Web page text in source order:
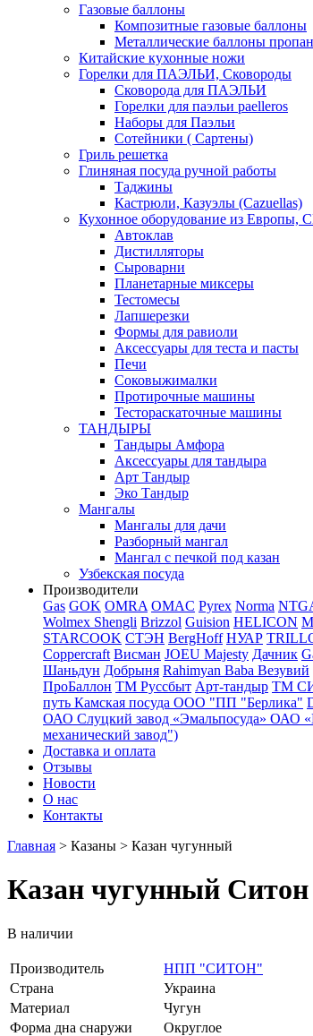
Газовые баллоны
Композитные газовые баллоны
Металлические баллоны
Китайские кухонные ножи
Горелки для ПАЭЛЬИ, Сковороды
Сковорода для ПАЭЛЬИ
Горелки для паэльи paelleros
Наборы для Паэльи
Сотейники ( Сартены)
Гриль решетка
Глиняная посуда ручной работы
Таджины
Кастрюли, Казуэлы (Cazuellas)
Кухонное оборудование из Европы,
Автоклав
Дистилляторы
Сыроварни
Планетарные миксеры
Тестомесы
Лапшерезки
Формы для равиоли
Аксессуары для теста и пасты
Печи
Соковыжималки
Протирочные машины
Тестораскаточные машины
ТАНДЫРЫ
Тандыры Амфора
Аксессуары для тандыра
Арт Тандыр
Эко Тандыр
Мангалы
Мангалы для дачи
Разборный мангал
Мангал с печкой под казан
Узбекская посуда
Производители
Gas GOK OMRA OMAC Pyrex Norma
Wolmex Shengli Brizzol Guision HELICON
STARCOOK СТЭН BergHoff НУАР
Coppercraft Висман JOEU Majesty Дачник
Шаньдун Добрыня Rahimyan Baba Везувий
ПроБаллон ТМ Руссбыт Арт-тандыр ТМ
путь Камская посуда ООО "ПП "Берлика"
ОАО Слуцкий завод «Эмальпосуда» ОАО
механический завод")
Доставка и оплата
Отзывы
Новости
О нас
Контакты
Главная > Казаны > Казан чугунный
Казан чугунный
В наличии
Производитель
НПП "СИТОН"
Страна
Украина
Материал
Чугун
Форма дна снаружи
Округлое